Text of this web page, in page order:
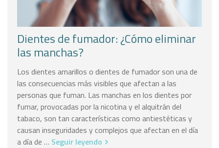
Dientes de fumador: ¿Cómo eliminar
las manchas?
Los dientes amarillos o dientes de fumador son una de
las consecuencias más visibles que afectan a las
personas que fuman. Las manchas en los dientes por
fumar, provocadas por la nicotina y el alquitrán del
tabaco, son tan características como antiestéticas y
causan inseguridades y complejos que afectan en el día
a día de … Seguir leyendo